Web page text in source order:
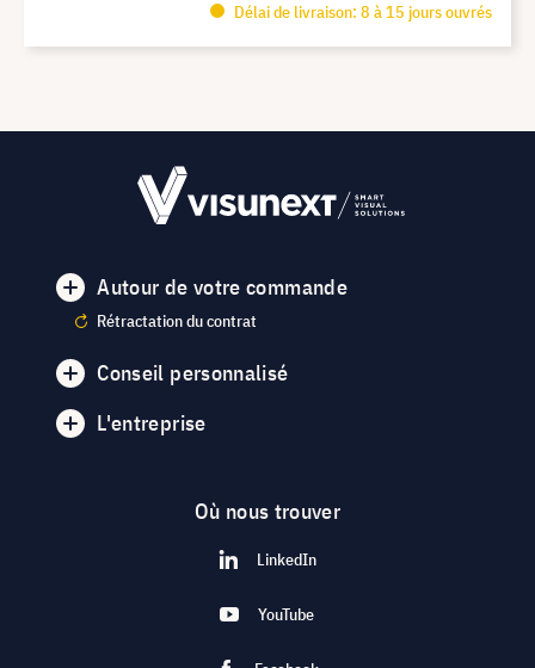
Délai de livraison: 8 à 15 jours ouvrés
Autour de votre commande
Rétractation du contrat
Conseil personnalisé
L'entreprise
Où nous trouver
LinkedIn
YouTube